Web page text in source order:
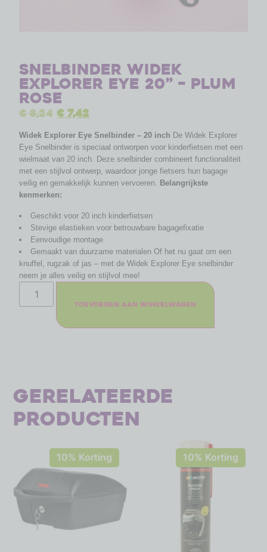
Snelbinder Widek
Explorer Eye 20” – Plum
Rose
€8,24 €7,42
Widek Explorer Eye Snelbinder – 20 inch De Widek Explorer
Eye Snelbinder is speciaal ontworpen voor kinderfietsen met een
wielmaat van 20 inch. Deze snelbinder combineert functionaliteit
met een stijlvol ontwerp, waardoor jonge fietsers hun bagage
veilig en gemakkelijk kunnen vervoeren. Belangrijkste
kenmerken:
Geschikt voor 20 inch kinderfietsen
Stevige elastieken voor betrouwbare bagagefixatie
Eenvoudige montage
Gemaakt van duurzame materialen Of het nu gaat om een
knuffel, rugzak of jas – met de Widek Explorer Eye snelbinder
neem je alles veilig en stijlvol mee!
Toevoegen aan winkelwagen
Gerelateerde
producten
10% Korting 10% Korting